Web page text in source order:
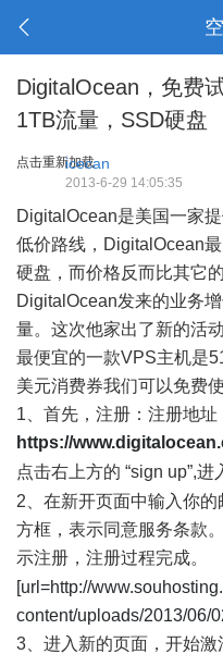
DigitalOcean，免费
1TB流量，SSD硬盘
点击重新加载
icecan
2013-6-29 14:05:35
DigitalOcean是美国一家
低价路线，DigitalOcean
硬盘，而价格反而比其它
DigitalOcean发来的业务
量。这次他家出了新的活
最便宜的一款VPS主机是
美元消费券我们可以免费
1、首先，注册：注册地址
https://
点击右上方的 “sign up”,进
2、在新开页面中输入你
方框，表示同意服务条款
示注册，注册过程完成。
[url=http://
content/uploads/2013/06/
3、进入新的页面，开始